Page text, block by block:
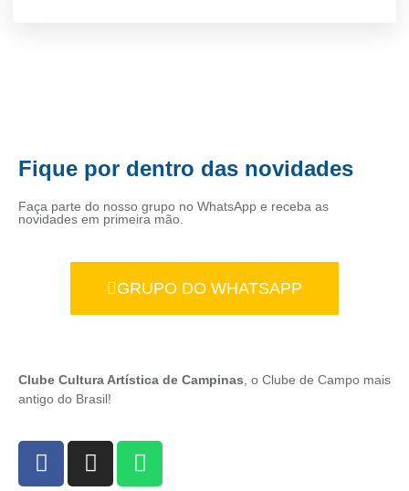
Fique por dentro das novidades
Faça parte do nosso grupo no WhatsApp e receba as
novidades em primeira mão.
GRUPO DO WHATSAPP
Clube Cultura Artística de Campinas , o Clube de Campo mais
antigo do Brasil!